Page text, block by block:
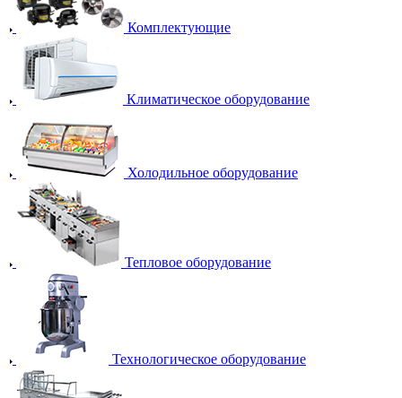
Комплектующие
Климатическое оборудование
Холодильное оборудование
Тепловое оборудование
Технологическое оборудование